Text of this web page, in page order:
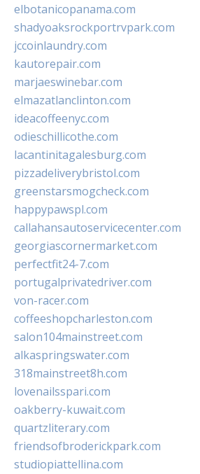
elbotanicopanama.com
shadyoaksrockportrvpark.com
jccoinlaundry.com
kautorepair.com
marjaeswinebar.com
elmazatlanclinton.com
ideacoffeenyc.com
odieschillicothe.com
lacantinitagalesburg.com
pizzadeliverybristol.com
greenstarsmogcheck.com
happypawspl.com
callahansautoservicecenter.com
georgiascornermarket.com
perfectfit24-7.com
portugalprivatedriver.com
von-racer.com
coffeeshopcharleston.com
salon104mainstreet.com
alkaspringswater.com
318mainstreet8h.com
lovenailsspari.com
oakberry-kuwait.com
quartzliterary.com
friendsofbroderickpark.com
studiopiattellina.com